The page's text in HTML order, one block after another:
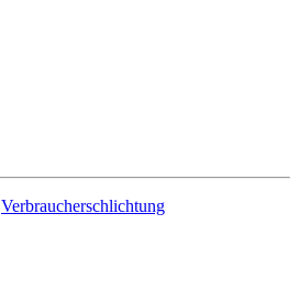
Verbraucherschlichtung